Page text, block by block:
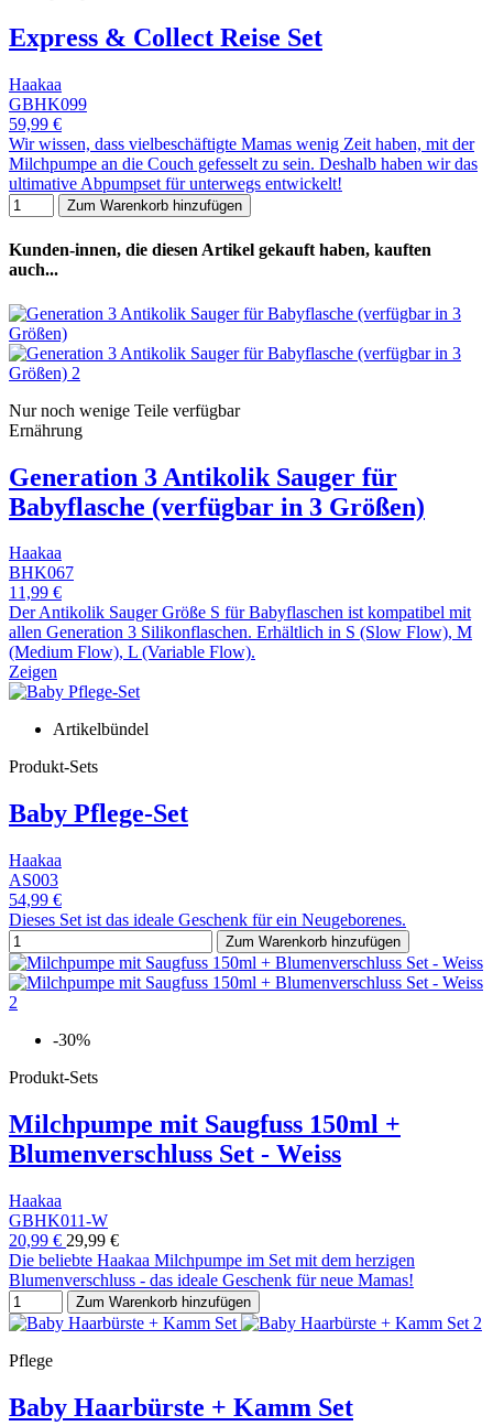
Express & Collect Reise Set
Haakaa
GBHK099
59,99 €
Wir wissen, dass vielbeschäftigte Mamas wenig Zeit haben, mit der
Milchpumpe an die Couch gefesselt zu sein. Deshalb haben wir das
ultimative Abpumpset für unterwegs entwickelt!
Zum Warenkorb hinzufügen
Kunden-innen, die diesen Artikel gekauft haben, kauften
auch...
Nur noch wenige Teile verfügbar
Ernährung
Generation 3 Antikolik Sauger für
Babyflasche (verfügbar in 3 Größen)
Haakaa
BHK067
11,99 €
Der Antikolik Sauger Größe S für Babyflaschen ist kompatibel mit
allen Generation 3 Silikonflaschen. Erhältlich in S (Slow Flow), M
(Medium Flow), L (Variable Flow).
Zeigen
Artikelbündel
Produkt-Sets
Baby Pflege-Set
Haakaa
AS003
54,99 €
Dieses Set ist das ideale Geschenk für ein Neugeborenes.
Zum Warenkorb hinzufügen
-30%
Produkt-Sets
Milchpumpe mit Saugfuss 150ml +
Blumenverschluss Set - Weiss
Haakaa
GBHK011-W
20,99 € 29,99 €
Die beliebte Haakaa Milchpumpe im Set mit dem herzigen
Blumenverschluss - das ideale Geschenk für neue Mamas!
Zum Warenkorb hinzufügen
Pflege
Baby Haarbürste + Kamm Set